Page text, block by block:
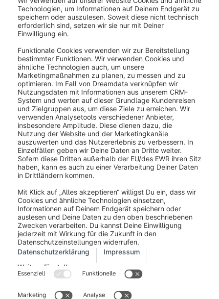
kannst du dies über die Schaltfläche "Unternehmen
verlassen"erledigen. Bist du in mehreren
Unternehmen registriert, wirst du nach dem Austritt
eingeloggt. Wenn du der letzte verantwortliche
Benutzer eines Unternehmens bist und das
Unternehmen verlassen möchtest, erhältst du eine
Meldung, die darauf hinweist, dass dies nicht möglich
ist, da mindestens ein anderer Benutzer vorhanden
sein muss, der berechtigt ist, Benutzer einzuladen oder
deren Berechtigungen anzupassen.
War dieser Artikel hilfreich?